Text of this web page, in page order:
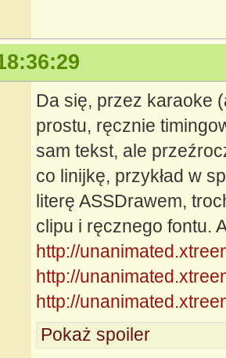
Da się, przez karaoke
prostu, ręcznie
sam tekst, ale
co linijkę, przykład w
literę ASSDrawem,
clipu i ręcznego fontu.
http://
http://
http://
Pokaż spoiler